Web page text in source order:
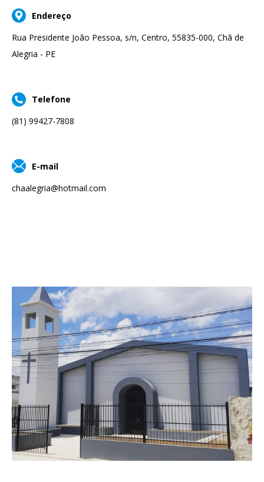
Endereço
Rua Presidente João Pessoa, s/n, Centro, 55835-000, Chã de
Alegria - PE
Telefone
(81) 99427-7808
E-mail
chaalegria@hotmail.com